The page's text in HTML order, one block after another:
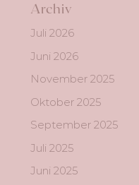
Archiv
Juli 2026
Juni 2026
November 2025
Oktober 2025
September 2025
Juli 2025
Juni 2025